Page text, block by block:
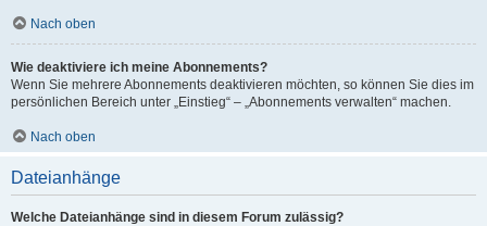
Nach oben
Wie deaktiviere ich meine Abonnements?
Wenn Sie mehrere Abonnements deaktivieren möchten, so können Sie dies im
persönlichen Bereich unter „Einstieg“ – „Abonnements verwalten“ machen.
Nach oben
Dateianhänge
Welche Dateianhänge sind in diesem Forum zulässig?